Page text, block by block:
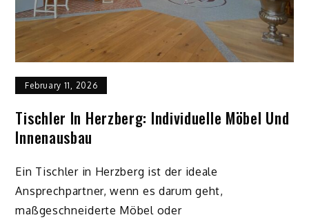
February 11, 2026
Tischler In Herzberg: Individuelle Möbel Und
Innenausbau
Ein Tischler in Herzberg ist der ideale
Ansprechpartner, wenn es darum geht,
maßgeschneiderte Möbel oder